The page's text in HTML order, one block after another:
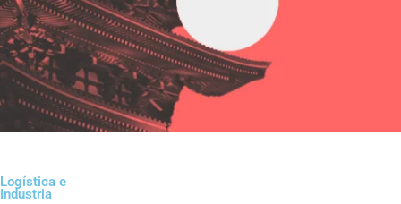
Logística e
Industria